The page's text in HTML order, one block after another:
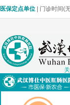
医保定点单位 | 门诊时间(
网站首页